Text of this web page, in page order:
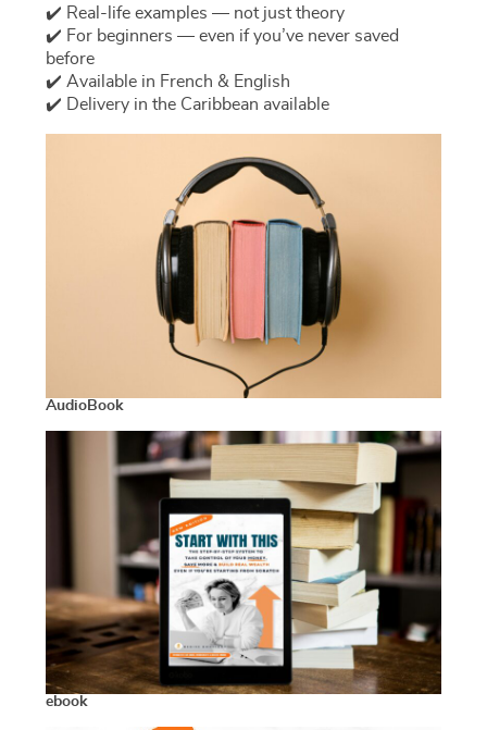
✔️ Real-life examples — not just theory
✔️ For beginners — even if you’ve never saved
before
✔️ Available in French & English
✔️ Delivery in the Caribbean available
AudioBook
ebook